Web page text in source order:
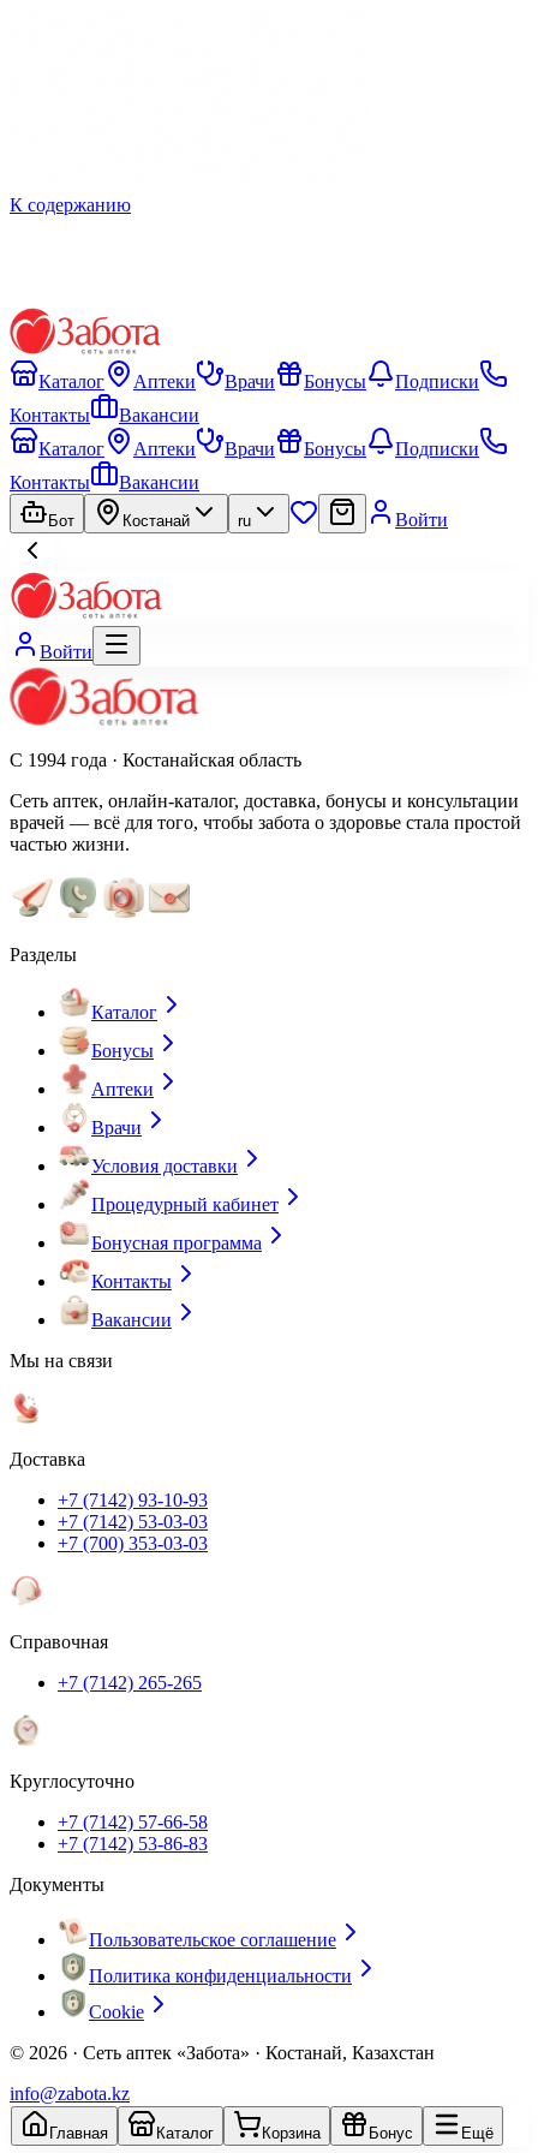
К содержанию
Каталог Аптеки Врачи Бонусы
Подписки
Контакты
Вакансии
Каталог
Аптеки Врачи Бонусы
Подписки
Контакты
Вакансии
Бот Костанай ru Войти
Войти
С 1994 года · Костанайская область
Сеть аптек, онлайн-каталог, доставка, бонусы и консультации
врачей — всё для того, чтобы забота о здоровье стала простой
частью жизни.
Разделы
Каталог
Бонусы
Аптеки
Врачи
Условия доставки
Процедурный кабинет
Бонусная программа
Контакты
Вакансии
Мы на связи
Доставка
+7 (7142) 93-10-93
+7 (7142) 53-03-03
+7 (700) 353-03-03
Справочная
+7 (7142) 265-265
Круглосуточно
+7 (7142) 57-66-58
+7 (7142) 53-86-83
Документы
Пользовательское соглашение
Политика конфиденциальности
Cookie
© 2026 · Сеть аптек «Забота» · Костанай, Казахстан
info@zabota.kz
Главная Каталог Корзина Бонус Ещё